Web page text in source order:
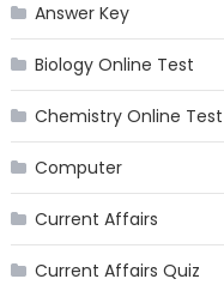
Answer Key
Biology Online Test
Chemistry Online Test
Computer
Current Affairs
Current Affairs Quiz